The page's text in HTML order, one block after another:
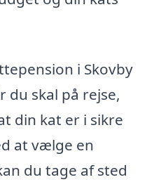
i Skovby
du skal på rejse,
din kat er i sikre
at vælge en
du tage af sted